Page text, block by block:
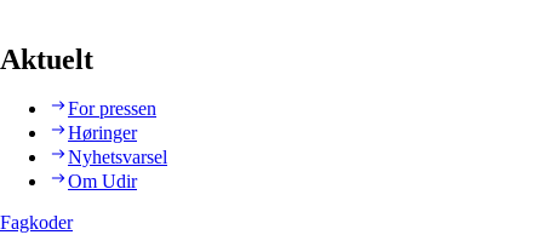
Aktuelt
For pressen
Høringer
Nyhetsvarsel
Om Udir
Fagkoder